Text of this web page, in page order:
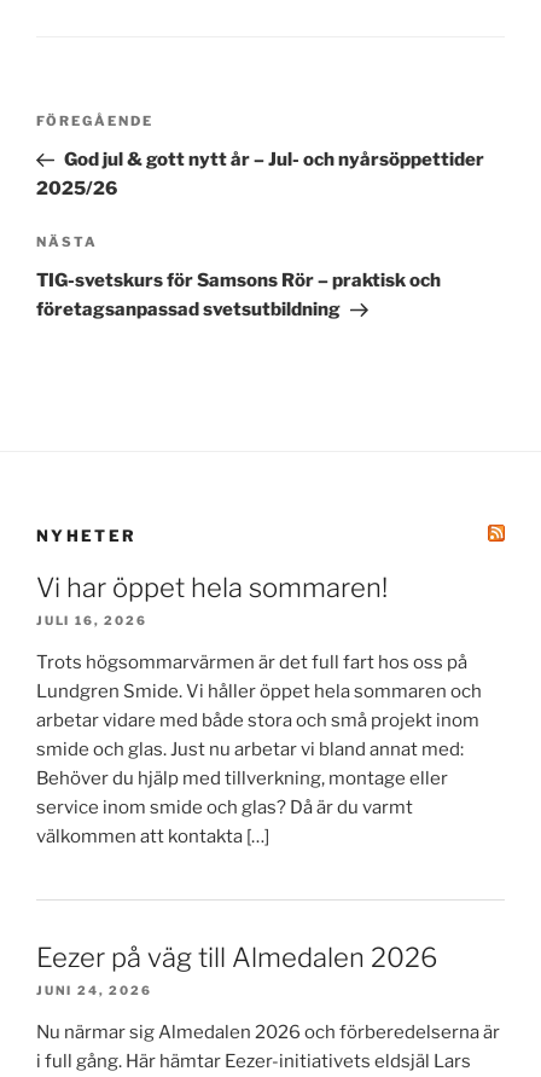
Inläggsnavigering
Föregående
inlägg
FÖREGÅENDE
God jul & gott nytt år – Jul- och nyårsöppettider
2025/26
Nästa
inlägg
NÄSTA
TIG-svetskurs för Samsons Rör – praktisk och
företagsanpassad svetsutbildning
NYHETER
Vi har öppet hela sommaren!
JULI 16, 2026
Trots högsommarvärmen är det full fart hos oss på
Lundgren Smide. Vi håller öppet hela sommaren och
arbetar vidare med både stora och små projekt inom
smide och glas. Just nu arbetar vi bland annat med:
Behöver du hjälp med tillverkning, montage eller
service inom smide och glas? Då är du varmt
välkommen att kontakta […]
Eezer på väg till Almedalen 2026
JUNI 24, 2026
Nu närmar sig Almedalen 2026 och förberedelserna är
i full gång. Här hämtar Eezer-initiativets eldsjäl Lars